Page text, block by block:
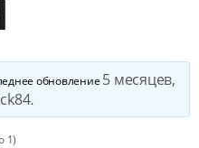
обновление 5 месяцев,
.
1)